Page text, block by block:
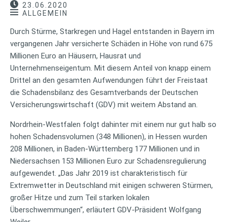
23.06.2020
ALLGEMEIN
Durch Stürme, Starkregen und Hagel entstanden in Bayern im
vergangenen Jahr versicherte Schäden in Höhe von rund 675
Millionen Euro an Häusern, Hausrat und
Unternehmenseigentum. Mit diesem Anteil von knapp einem
Drittel an den gesamten Aufwendungen führt der Freistaat
die Schadensbilanz des Gesamtverbands der Deutschen
Versicherungswirtschaft (GDV) mit weitem Abstand an.
Nordrhein-Westfalen folgt dahinter mit einem nur gut halb so
hohen Schadensvolumen (348 Millionen), in Hessen wurden
208 Millionen, in Baden-Württemberg 177 Millionen und in
Niedersachsen 153 Millionen Euro zur Schadensregulierung
aufgewendet. „Das Jahr 2019 ist charakteristisch für
Extremwetter in Deutschland mit einigen schweren Stürmen,
großer Hitze und zum Teil starken lokalen
Überschwemmungen“, erläutert GDV-Präsident Wolfgang